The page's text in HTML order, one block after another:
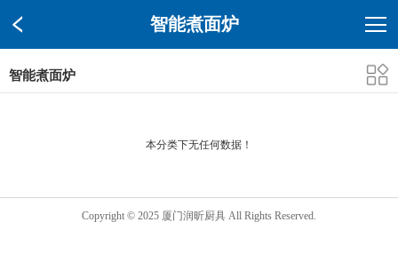
智能煮面炉
智能煮面炉
本分类下无任何数据！
Copyright © 2025 厦门润昕厨具 All Rights Reserved.